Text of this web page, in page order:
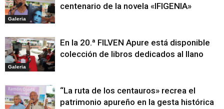
Galeria
centenario de la novela «IFIGENIA»
Galeria
En la 20.ª FILVEN Apure está disponible
colección de libros dedicados al llano
“La ruta de los centauros» recrea el
patrimonio apureño en la gesta histórica